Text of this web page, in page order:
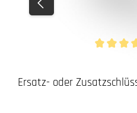
Ersatz- oder